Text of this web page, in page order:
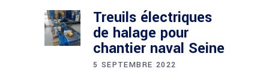
Treuils électriques
de halage pour
chantier naval Seine
5 SEPTEMBRE 2022